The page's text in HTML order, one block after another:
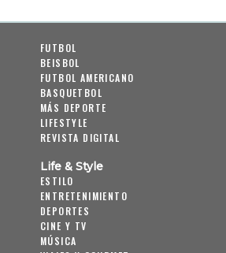
FUTBOL
BEISBOL
FUTBOL AMERICANO
BASQUETBOL
MÁS DEPORTE
LIFESTYLE
REVISTA DIGITAL
Life & Style
ESTILO
ENTRETENIMIENTO
DEPORTES
CINE Y TV
MÚSICA